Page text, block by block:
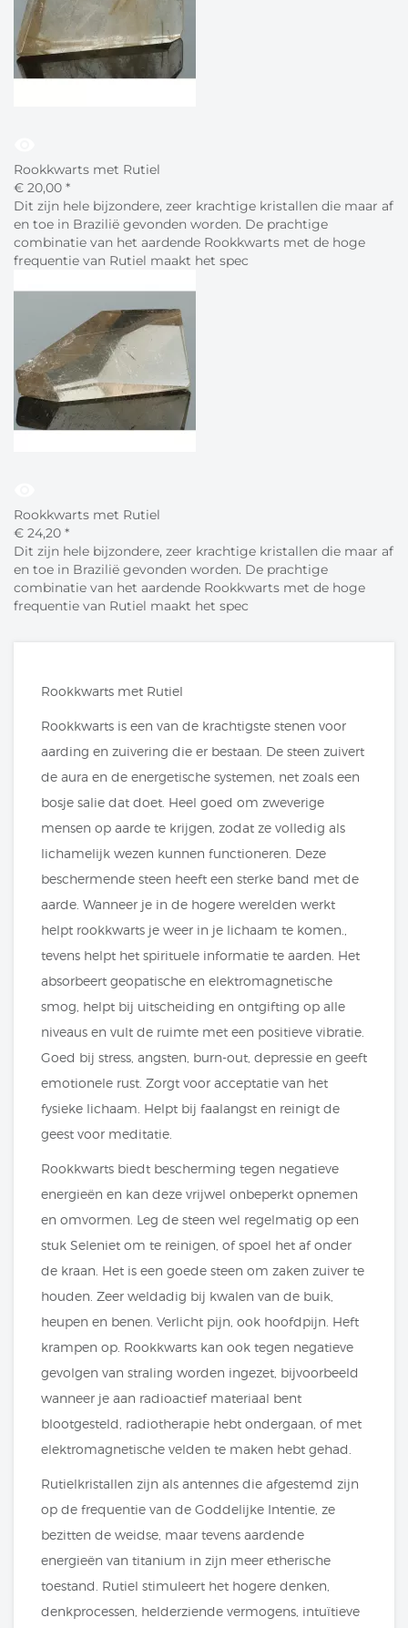
Rookkwarts met Rutiel
€ 20,00 *
Dit zijn hele bijzondere, zeer krachtige kristallen die maar af
en toe in Brazilië gevonden worden. De prachtige
combinatie van het aardende Rookkwarts met de hoge
frequentie van Rutiel maakt het spec
Rookkwarts met Rutiel
€ 24,20 *
Dit zijn hele bijzondere, zeer krachtige kristallen die maar af
en toe in Brazilië gevonden worden. De prachtige
combinatie van het aardende Rookkwarts met de hoge
frequentie van Rutiel maakt het spec
Rookkwarts met Rutiel
Rookkwarts is een van de krachtigste stenen voor
aarding en zuivering die er bestaan. De steen zuivert
de aura en de energetische systemen, net zoals een
bosje salie dat doet. Heel goed om zweverige
mensen op aarde te krijgen, zodat ze volledig als
lichamelijk wezen kunnen functioneren. Deze
beschermende steen heeft een sterke band met de
aarde. Wanneer je in de hogere werelden werkt
helpt rookkwarts je weer in je lichaam te komen.,
tevens helpt het spirituele informatie te aarden. Het
absorbeert geopatische en elektromagnetische
smog, helpt bij uitscheiding en ontgifting op alle
niveaus en vult de ruimte met een positieve vibratie.
Goed bij stress, angsten, burn-out, depressie en geeft
emotionele rust. Zorgt voor acceptatie van het
fysieke lichaam. Helpt bij faalangst en reinigt de
geest voor meditatie.
Rookkwarts biedt bescherming tegen negatieve
energieën en kan deze vrijwel onbeperkt opnemen
en omvormen. Leg de steen wel regelmatig op een
stuk Seleniet om te reinigen, of spoel het af onder
de kraan. Het is een goede steen om zaken zuiver te
houden. Zeer weldadig bij kwalen van de buik,
heupen en benen. Verlicht pijn, ook hoofdpijn. Heft
krampen op. Rookkwarts kan ook tegen negatieve
gevolgen van straling worden ingezet, bijvoorbeeld
wanneer je aan radioactief materiaal bent
blootgesteld, radiotherapie hebt ondergaan, of met
elektromagnetische velden te maken hebt gehad.
Rutielkristallen zijn als antennes die afgestemd zijn
op de frequentie van de Goddelijke Intentie, ze
bezitten de weidse, maar tevens aardende
energieën van titanium in zijn meer etherische
toestand. Rutiel stimuleert het hogere denken,
denkprocessen, helderziende vermogens, intuïtieve